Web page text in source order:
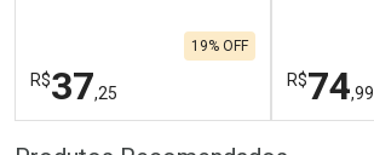
R$37,25
19% OFF
FECHAR
R$74,99